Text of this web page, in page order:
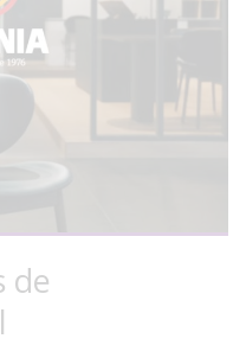
de